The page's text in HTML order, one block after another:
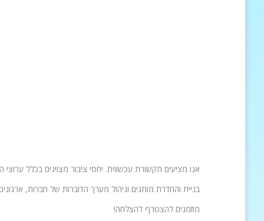
אנו מציעים תקשורת עכשווית. יחסי ציבור מצוינים בכלל
בניית והחדרת מותגים וניהול מערך הדוברות של חברות,
מוזמנים להצטרף להצלחה!